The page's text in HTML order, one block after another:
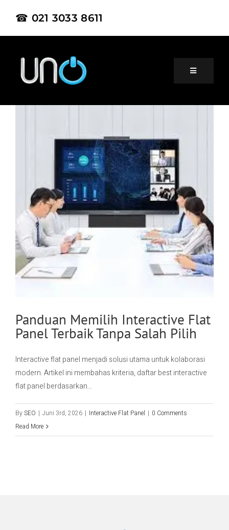
☎ 021 3033 8611
About Us
Product
Contact Us
Panduan Memilih Interactive Flat
Panel Terbaik Tanpa Salah Pilih
Interactive flat panel menjadi solusi utama untuk kolaborasi
modern. Artikel ini membahas kriteria, daftar best interactive
flat panel berdasarkan...
BySEO | Juni 3rd, 2026 | Interactive Flat Panel | 0 Comments
Read More